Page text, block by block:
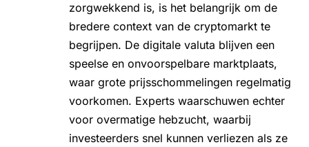
zorgwekkend is, is het belangrijk om de
bredere context van de cryptomarkt te
begrijpen. De digitale valuta blijven een
speelse en onvoorspelbare marktplaats,
waar grote prijsschommelingen regelmatig
voorkomen. Experts waarschuwen echter
voor overmatige hebzucht, waarbij
investeerders snel kunnen verliezen als ze